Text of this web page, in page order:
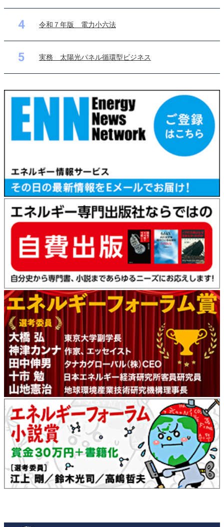
4 令和７年版 電力小六法
5 実務 太陽光パネル循環型ビジネス